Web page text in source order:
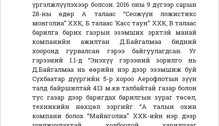
үргэлжлүүлэхээр болсон. 2016 оны 9 дүгээр сарын
28-ны өдөр А талаас “Сеожүүн ложистикс
монголиа” ХХК, Б талаас 'Касс таун” ХХК, В талаас
барилга барих газрын эзэмших эрхтэй манай
компанийн ажилтан Д.Байгалмаа бидний
хооронд гурвалсан гэрээ байгуулагдсан. Уг
гэрээний 1.1-д “Энэхүү гэрээний зорилго нь
Д.Байгалмаа нь өөрийн нэр дээр эзэмшиж буй
Сүхбаатар дүүргийн 5-р хороо Аерофлотын зүүн
талд байршилтай 413 м.кв талбайтай газар болон
тус газар дээр баригдах барилгын зураг төсөл,
техникийн нөхцөл зэргийг “А талын охин
компани болох “Майнголиа” ХХК-ийн нэр дээр